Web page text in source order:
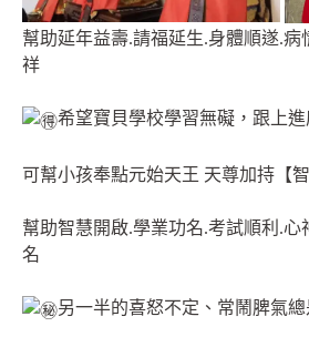
幫助延年益壽.請福延生.身體順遂.病
祥
希望寶貝學校學習無礙，跟上
可幫小孩奉點元始天王 天尊加持【智
幫助智慧開啟.學業功名.考試順利.心
名
另一半的喜怒不定、常鬧脾氣總